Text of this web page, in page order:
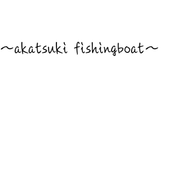
​～akatsuki fishingboat～